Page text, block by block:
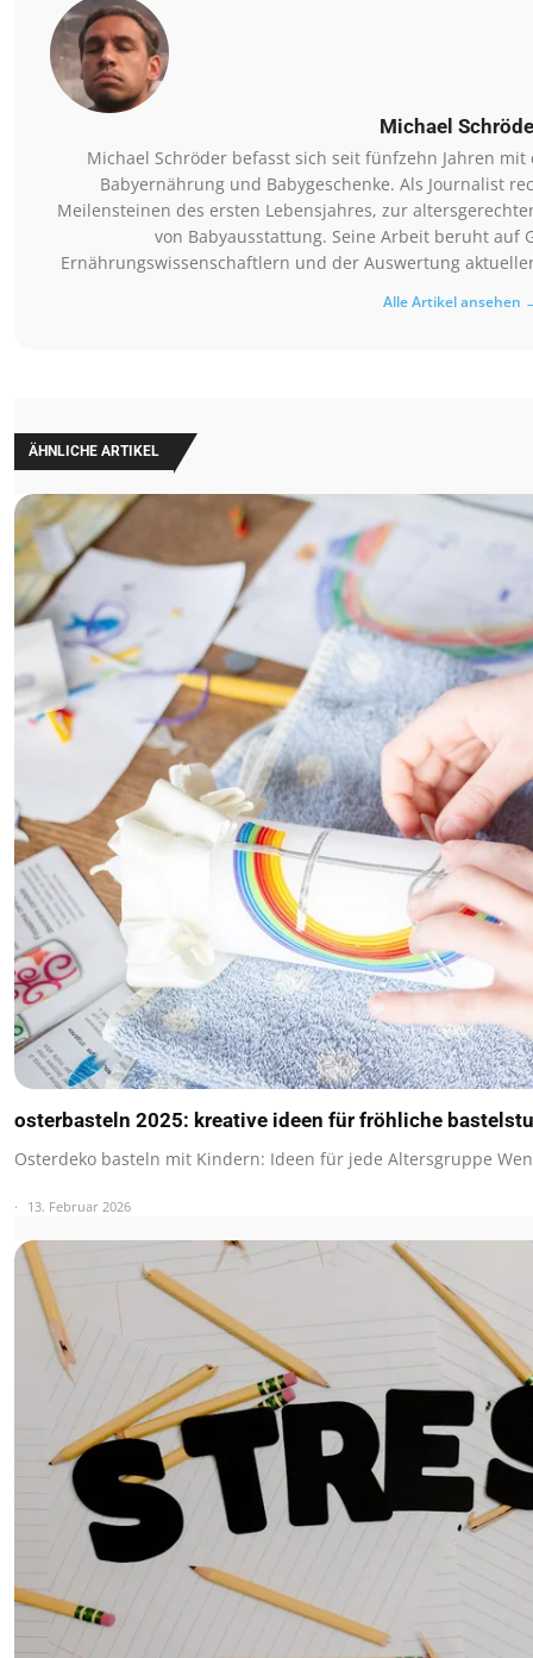
Michael
Michael Schröder befasst sich seit fünfzehn Jahren
Babyernährung und Babygeschenke. Als Journalist
Meilensteinen des ersten Lebensjahres, zur
von Babyausstattung. Seine Arbeit beruht auf
Ernährungswissenschaftlern und der Auswertung
Alle Artikel ansehen
ÄHNLICHE ARTIKEL
osterbasteln 2025: kreative ideen für fröhliche
Osterdeko basteln mit Kindern: Ideen für jede Altersgruppe
13. Februar 2026